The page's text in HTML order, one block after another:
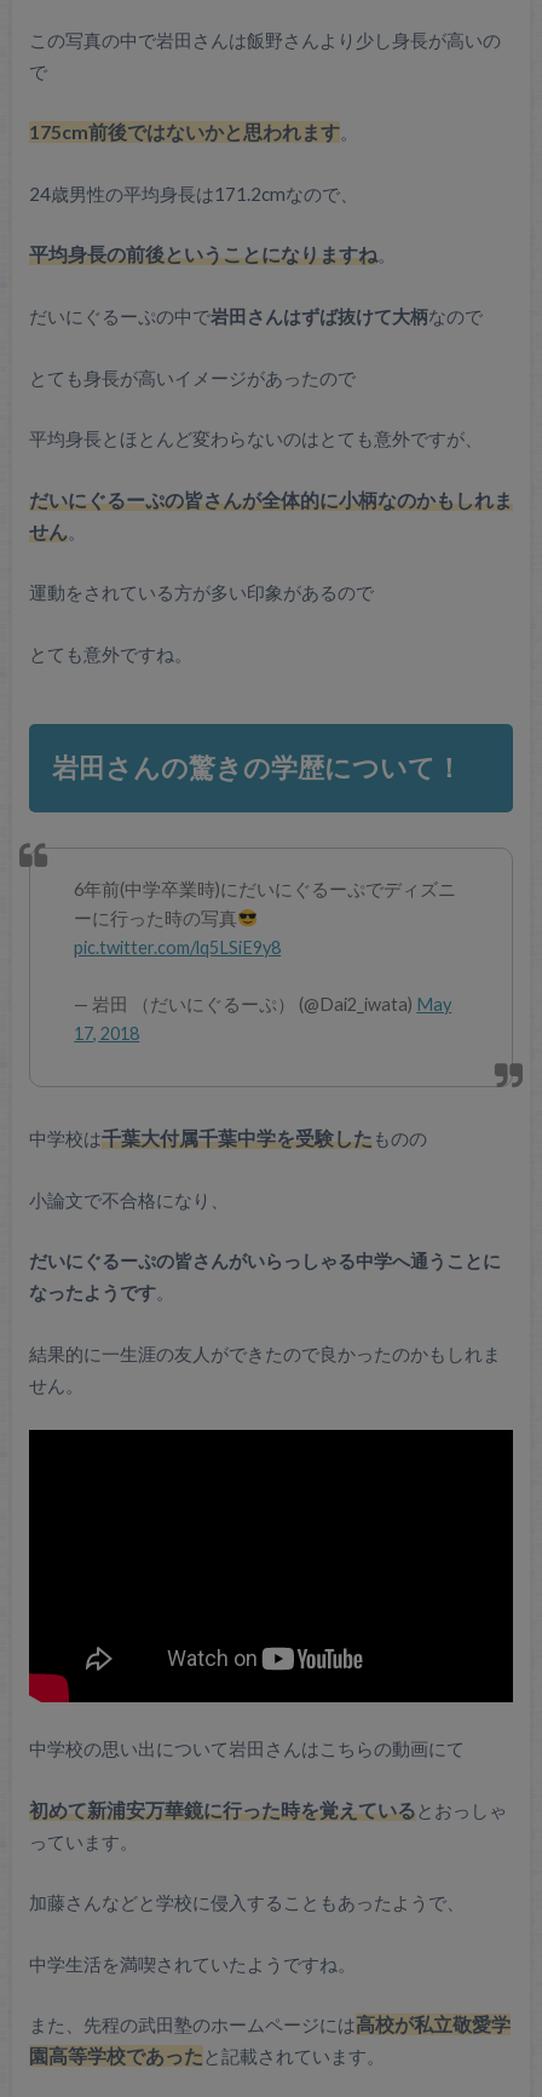
この写真の中で岩田さんは飯野さんより少し身長が高いの
で
175cm前後ではないかと思われます。
24歳男性の平均身長は171.2cmなので、
平均身長の前後ということになりますね。
だいにぐるーぷの中で岩田さんはずば抜けて大柄なので
とても身長が高いイメージがあったので
平均身長とほとんど変わらないのはとても意外ですが、
だいにぐるーぷの皆さんが全体的に小柄なのかもしれま
せん。
運動をされている方が多い印象があるので
とても意外ですね。
岩田さんの驚きの学歴について！
6年前(中学卒業時)にだいにぐるーぷでディズニ
ーに行った時の写真
pic.twitter.com/lq5LSiE9y8
— 岩田 （だいにぐるーぷ） (@Dai2_iwata) May
17, 2018
中学校は千葉大付属千葉中学を受験したものの
小論文で不合格になり、
だいにぐるーぷの皆さんがいらっしゃる中学へ通うことに
なったようです。
結果的に一生涯の友人ができたので良かったのかもしれま
せん。
中学校の思い出について岩田さんはこちらの動画にて
初めて新浦安万華鏡に行った時を覚えているとおっしゃ
っています。
加藤さんなどと学校に侵入することもあったようで、
中学生活を満喫されていたようですね。
また、先程の武田塾のホームページには高校が私立敬愛学
園高等学校であったと記載されています。